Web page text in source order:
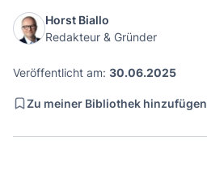
Horst Biallo
Redakteur & Gründer
Veröffentlicht am: 30.06.2025
Zu meiner Bibliothek hinzufügen